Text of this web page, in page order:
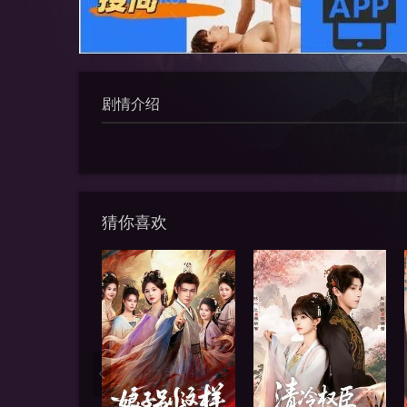
剧情介绍
猜你喜欢